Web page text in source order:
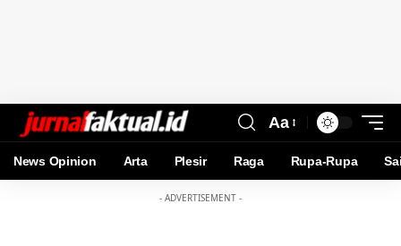
Aa
News Opinion Arta Plesir Raga Rupa-Rupa
- ADVERTISEMENT -